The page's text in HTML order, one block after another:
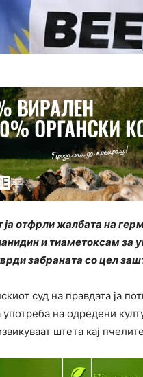
ја отфрли жалбата на
и тиаметоксам за
забраната со цел
суд на правдата ја
употреба на одредени
штета кај